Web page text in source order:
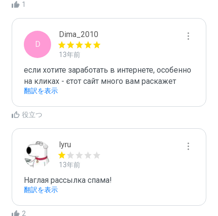
1
D
Dima_2010
13年前
если хотите заработать в интернете, особенно
на кликах - єтот сайт много вам раскажет
翻訳を表示
役立つ
lyru
13年前
Наглая рассылка спама!
翻訳を表示
2